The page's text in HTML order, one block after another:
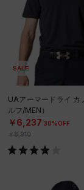
SALE
UAアーマードライ カ
ルフ/MEN）
￥6,237 30%OFF
￥8,910